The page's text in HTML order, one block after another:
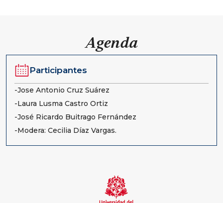
Agenda
Participantes
-Jose Antonio Cruz Suárez
-Laura Lusma Castro Ortiz
-José Ricardo Buitrago Fernández
-Modera: Cecilia Díaz Vargas.